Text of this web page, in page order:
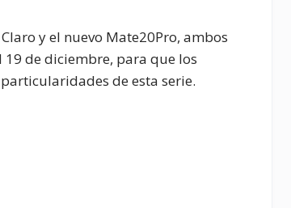
y el nuevo Mate20Pro, ambos
19 de diciembre, para que los
de esta serie.